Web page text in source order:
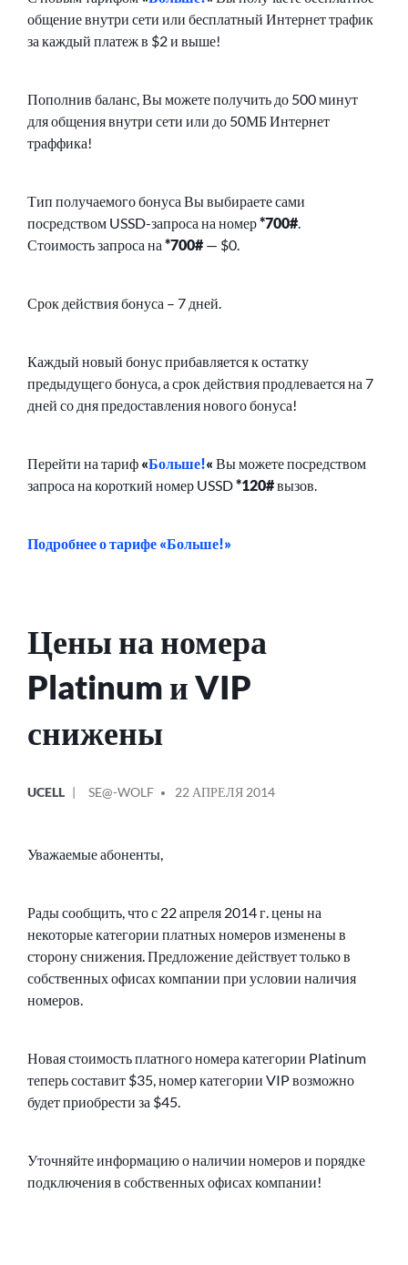
общение внутри сети или бесплатный Интернет трафик
за каждый платеж в $2 и выше!
Пополнив баланс, Вы можете получить до 500 минут
для общения внутри сети или до 50МБ Интернет
траффика!
Тип получаемого бонуса Вы выбираете сами
посредством USSD-запроса на номер*700#.
Стоимость запроса на *700#— $0.
Срок действия бонуса – 7 дней.
Каждый новый бонус прибавляется к остатку
предыдущего бонуса, а срок действия продлевается на 7
дней со дня предоставления нового бонуса!
Перейти на тариф «Больше!« Вы можете посредством
запроса на короткий номер USSD*120#вызов.
Подробнее о тарифе «Больше!»
Цены на номера
Platinum и VIP
снижены
В
UCELL
ОТ
SE@-WOLF 22 АПРЕЛЯ 2014
Уважаемые абоненты,
Рады сообщить, что с 22 апреля 2014 г. цены на
некоторые категории платных номеров изменены в
сторону снижения. Предложение действует только в
собственных офисах компании при условии наличия
номеров.
Новая стоимость платного номера категории Platinum
теперь составит $35, номер категории VIP возможно
будет приобрести за $45.
Уточняйте информацию о наличии номеров и порядке
подключения в собственных офисах компании!